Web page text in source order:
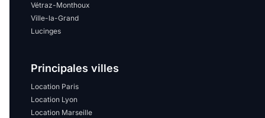
Vétraz-Monthoux
Ville-la-Grand
Lucinges
Principales villes
Location Paris
Location Lyon
Location Marseille